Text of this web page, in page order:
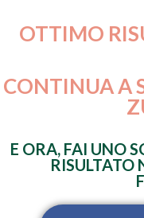
OTTIMO
CONTINUA A
E ORA, FAI UNO
RISULTATO